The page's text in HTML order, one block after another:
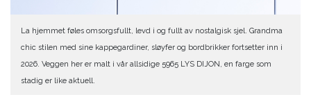
La hjemmet føles omsorgsfullt, levd i og fullt av nostalgisk sjel. Grandma
chic stilen med sine kappegardiner, sløyfer og bordbrikker fortsetter inn i
2026. Veggen her er malt i vår allsidige 5965 LYS DIJON, en farge som
stadig er like aktuell.